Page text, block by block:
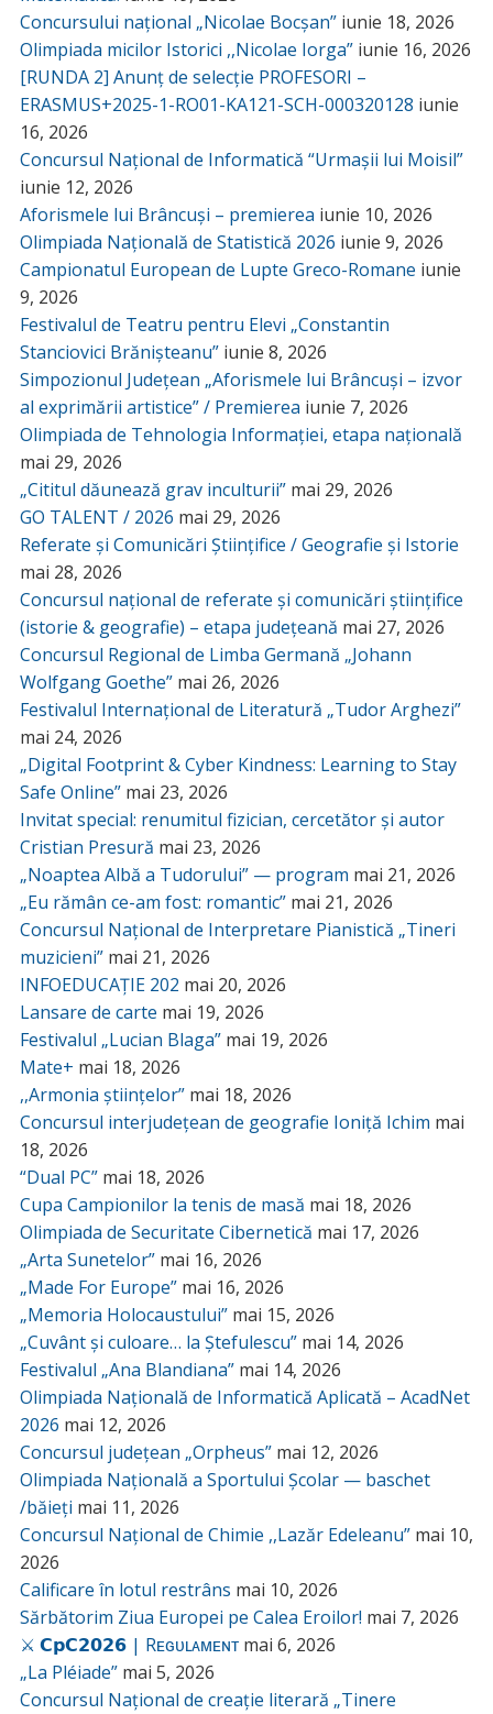
Concursului național „Nicolae Bocșan” iunie 18, 2026
Olimpiada micilor Istorici ,,Nicolae Iorga” iunie 16, 2026
[RUNDA 2] Anunț de selecție PROFESORI –
ERASMUS+2025-1-RO01-KA121-SCH-000320128 iunie
16, 2026
Concursul Național de Informatică “Urmașii lui Moisil”
iunie 12, 2026
Aforismele lui Brâncuși – premierea iunie 10, 2026
Olimpiada Națională de Statistică 2026 iunie 9, 2026
Campionatul European de Lupte Greco-Romane iunie
9, 2026
Festivalul de Teatru pentru Elevi „Constantin
Stanciovici Brănișteanu” iunie 8, 2026
Simpozionul Județean „Aforismele lui Brâncuși – izvor
al exprimării artistice” / Premierea iunie 7, 2026
Olimpiada de Tehnologia Informației, etapa națională
mai 29, 2026
„Cititul dăunează grav inculturii” mai 29, 2026
GO TALENT / 2026 mai 29, 2026
Referate și Comunicări Științifice / Geografie și Istorie
mai 28, 2026
Concursul național de referate și comunicări științifice
(istorie & geografie) – etapa județeană mai 27, 2026
Concursul Regional de Limba Germană „Johann
Wolfgang Goethe” mai 26, 2026
Festivalul Internațional de Literatură „Tudor Arghezi”
mai 24, 2026
„Digital Footprint & Cyber Kindness: Learning to Stay
Safe Online” mai 23, 2026
Invitat special: renumitul fizician, cercetător și autor
Cristian Presură mai 23, 2026
„Noaptea Albă a Tudorului” — program mai 21, 2026
„Eu rămân ce-am fost: romantic” mai 21, 2026
Concursul Național de Interpretare Pianistică „Tineri
muzicieni” mai 21, 2026
INFOEDUCAȚIE 202 mai 20, 2026
Lansare de carte mai 19, 2026
Festivalul „Lucian Blaga” mai 19, 2026
Mate+ mai 18, 2026
,,Armonia științelor” mai 18, 2026
Concursul interjudețean de geografie Ioniță Ichim mai
18, 2026
“Dual PC” mai 18, 2026
Cupa Campionilor la tenis de masă mai 18, 2026
Olimpiada de Securitate Cibernetică mai 17, 2026
„Arta Sunetelor” mai 16, 2026
„Made For Europe” mai 16, 2026
„Memoria Holocaustului” mai 15, 2026
„Cuvânt și culoare… la Ștefulescu” mai 14, 2026
Festivalul „Ana Blandiana” mai 14, 2026
Olimpiada Națională de Informatică Aplicată – AcadNet
2026 mai 12, 2026
Concursul județean „Orpheus” mai 12, 2026
Olimpiada Națională a Sportului Școlar — baschet
/băieți mai 11, 2026
Concursul Național de Chimie ,,Lazăr Edeleanu” mai 10,
2026
Calificare în lotul restrâns mai 10, 2026
Sărbătorim Ziua Europei pe Calea Eroilor! mai 7, 2026
⚔️ 𝗖𝗽𝗖𝟮𝟬𝟮𝟲 | Rᴇɢᴜʟᴀᴍᴇɴᴛ mai 6, 2026
„La Pléiade” mai 5, 2026
Concursul Național de creație literară „Tinere